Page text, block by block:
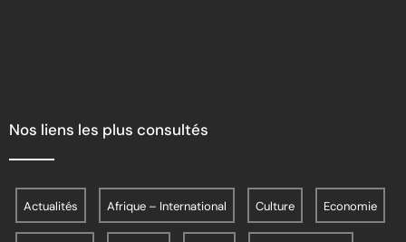
Nos liens les plus consultés
Actualités Afrique – International Culture Economie